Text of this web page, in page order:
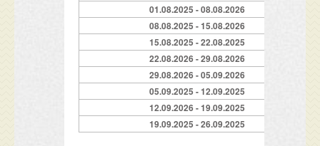
01.08.2025 - 08.08.2026
08.08.2025 - 15.08.2026
15.08.2025 - 22.08.2025
22.08.2026 - 29.08.2026
29.08.2026 - 05.09.2026
05.09.2025 - 12.09.2025
12.09.2026 - 19.09.2025
19.09.2025 - 26.09.2025